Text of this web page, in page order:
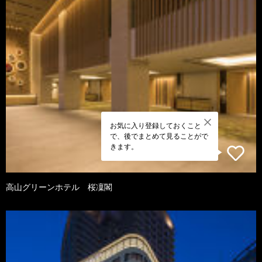
お気に入り登録しておくこと
で、後でまとめて見ることがで
きます。
高山グリーンホテル 桜凜閣